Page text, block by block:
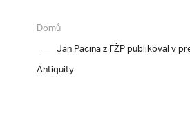
Domů
Jan Pacina z FŽP publikoval v
Antiquity